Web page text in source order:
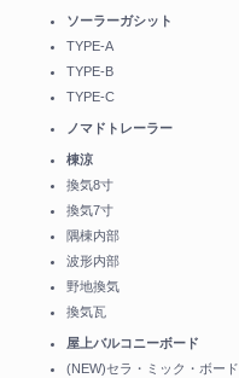
ソーラーガシット
TYPE-A
TYPE-B
TYPE-C
ノマドトレーラー
棟涼
換気8寸
換気7寸
隅棟内部
波形内部
野地換気
換気瓦
屋上バルコニーボード
(NEW)セラ・ミック・ボード